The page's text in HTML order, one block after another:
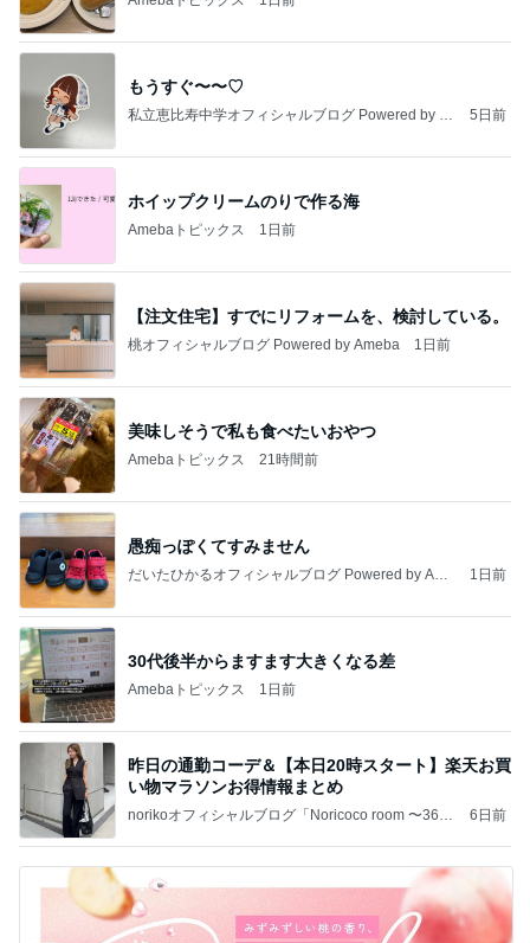
もうすぐ〜〜♡
私立恵比寿中学オフィシャルブログ Powered by A
5日前
ホイップクリームのりで作る海
Amebaトピックス 1日前
【注文住宅】すでにリフォームを、検討している。
桃オフィシャルブログ Powered by Ameba 1日前
美味しそうで私も食べたいおやつ
Amebaトピックス 21時間前
愚痴っぽくてすみません
だいたひかるオフィシャルブログ Powered by Ame
1日前
30代後半からますます大きくなる差
Amebaトピックス 1日前
昨日の通勤コーデ＆【本日20時スタート】楽天お買
い物マラソンお得情報まとめ
norikoオフィシャルブログ「Noricoco room 〜365
6日前